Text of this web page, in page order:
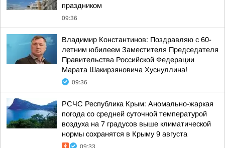
праздником
09:36
Владимир Константинов: Поздравляю с 60-
летним юбилеем Заместителя Председателя
Правительства Российской Федерации
Марата Шакирзяновича Хуснуллина!
09:36
РСЧС Республика Крым: Аномально-жаркая
погода со средней суточной температурой
воздуха на 7 градусов выше климатической
нормы сохранятся в Крыму 9 августа
09:33